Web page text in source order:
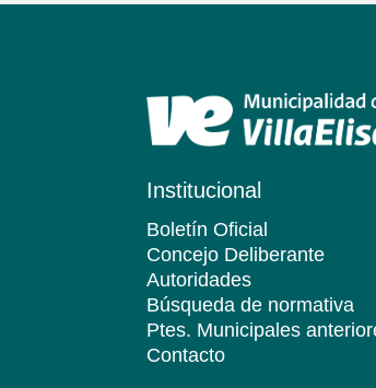
Institucional
Boletín Oficial
Concejo Deliberante
Autoridades
Búsqueda de normativa
Ptes. Municipales
Contacto